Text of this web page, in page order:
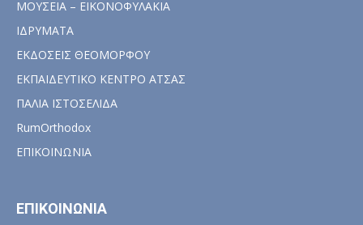
ΜΟΥΣΕΙΑ – ΕΙΚΟΝΟΦΥΛΑΚΙΑ
ΙΔΡΥΜΑΤΑ
ΕΚΔΟΣΕΙΣ ΘΕΟΜΟΡΦΟΥ
ΕΚΠΑΙΔΕΥΤΙΚΟ ΚΕΝΤΡΟ ΑΤΣΑΣ
ΠΑΛΙΑ ΙΣΤΟΣΕΛΙΔΑ
RumOrthodox
ΕΠΙΚΟΙΝΩΝΙΑ
ΕΠΙΚΟΙΝΩΝΙΑ